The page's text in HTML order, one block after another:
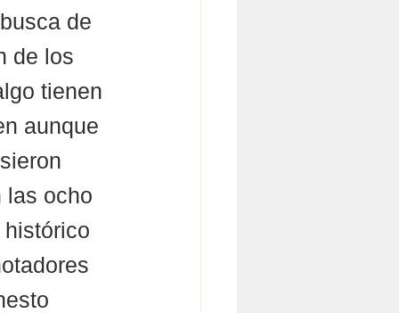
de
de los
tienen
aunque
las ocho